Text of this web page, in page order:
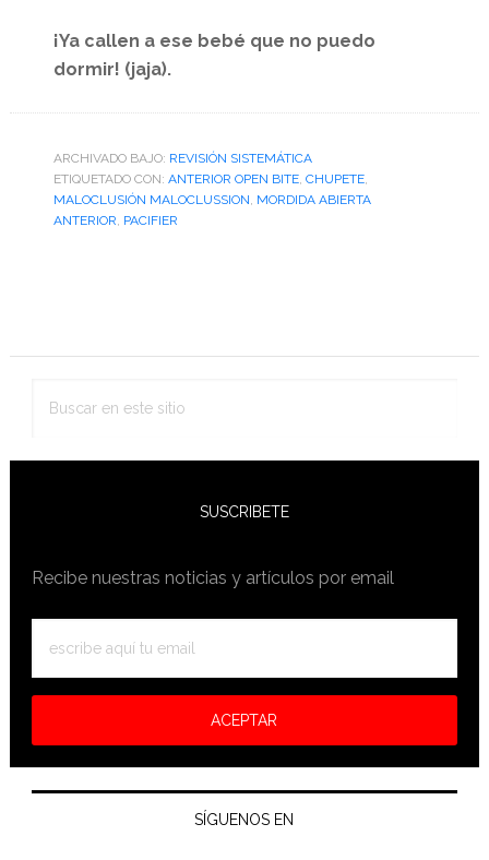
¡Ya callen a ese bebé que no puedo
dormir! (jaja).
ARCHIVADO BAJO: REVISIÓN SISTEMÁTICA
ETIQUETADO CON: ANTERIOR OPEN BITE, CHUPETE,
MALOCLUSIÓN MALOCLUSSION, MORDIDA ABIERTA
ANTERIOR, PACIFIER
SUSCRIBETE
Recibe nuestras noticias y artículos por email
SÍGUENOS EN